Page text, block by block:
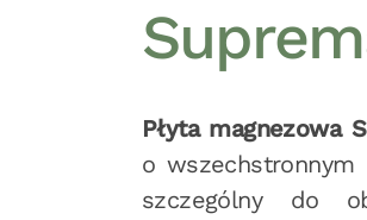
Płyta magnezowa
o wszechstronnym
szczególny do